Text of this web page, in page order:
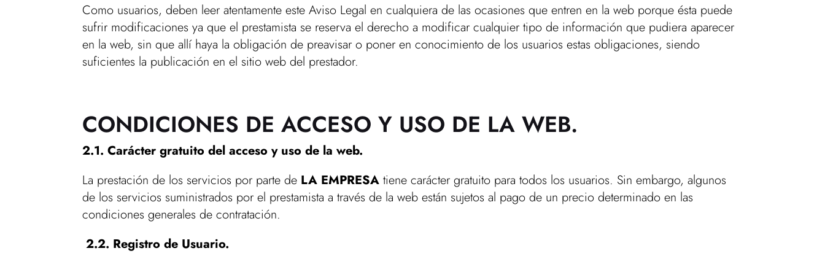
Como usuarios, deben leer atentamente este Aviso Legal en cualquiera de las ocasiones que entren en la web porque ésta puede
sufrir modificaciones ya que el prestamista se reserva el derecho a modificar cualquier tipo de información que pudiera aparecer
en la web, sin que allí haya la obligación de preavisar o poner en conocimiento de los usuarios estas obligaciones, siendo
suficientes la publicación en el sitio web del prestador.
CONDICIONES DE ACCESO Y USO DE LA WEB.
2.1. Carácter gratuito del acceso y uso de la web.
La prestación de los servicios por parte de LA EMPRESA tiene carácter gratuito para todos los usuarios. Sin embargo, algunos
de los servicios suministrados por el prestamista a través de la web están sujetos al pago de un precio determinado en las
condiciones generales de contratación.
2.2. Registro de Usuario.